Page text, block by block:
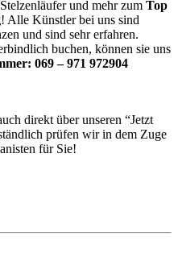
und mehr zum Top
! Alle Künstler bei uns sind
und sind sehr erfahren.
buchen, können sie uns
069 – 971 972904
direkt über unseren “Jetzt
prüfen wir in dem Zuge
für Sie!